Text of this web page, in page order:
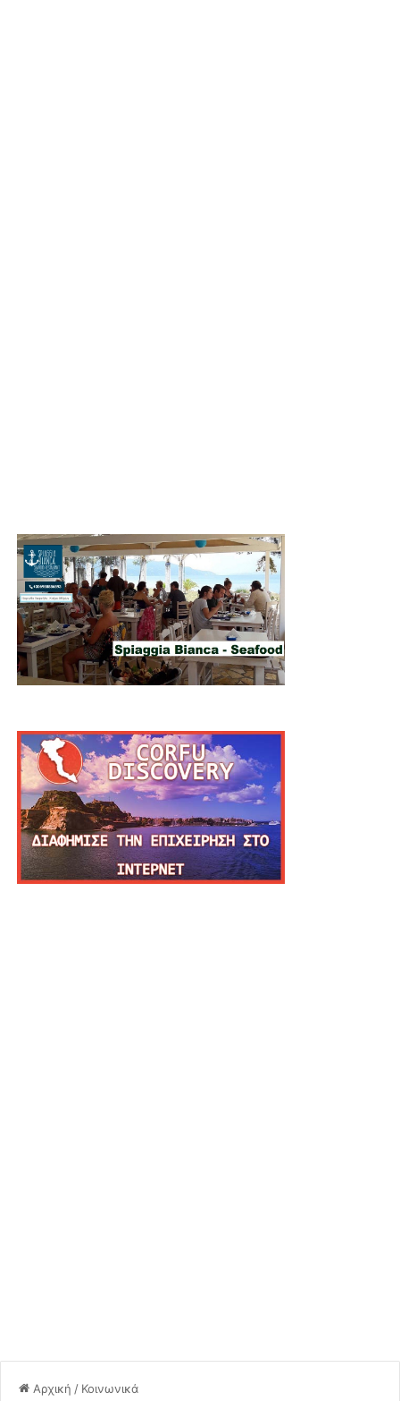
Αρχική / Κοινωνικά